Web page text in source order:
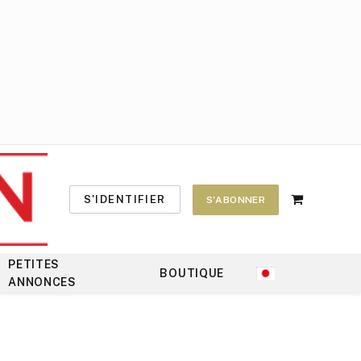
S'IDENTIFIER S'ABONNER
Shopping
PETITES
ANNONCES
BOUTIQUE